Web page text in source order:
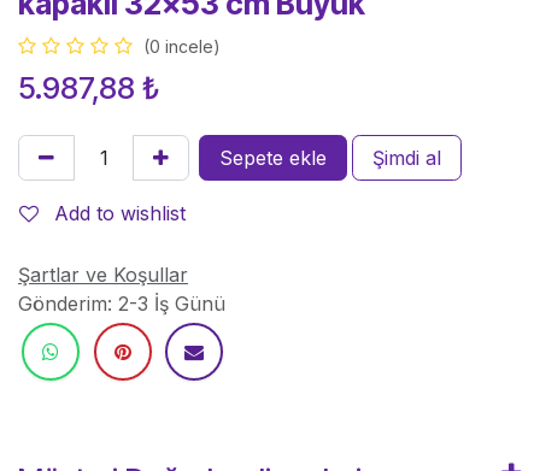
(0 incele)
5.987,88 ₺
Sepete ekle Şimdi al
Add to wishlist
Şartlar ve Koşullar
Gönderim: 2-3 İş Günü